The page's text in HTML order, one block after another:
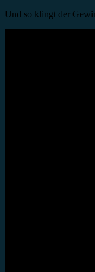
Und so klingt der